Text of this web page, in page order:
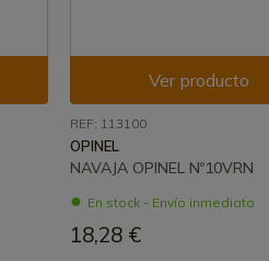
Ver producto
REF: 113100
OPINEL
NAVAJA OPINEL Nº10VRN
En stock - Envío inmediato
18,28 €